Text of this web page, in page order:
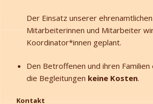
Der Einsatz unserer ehrenamtlichen
Mitarbeiterinnen und Mitarbeiter
Koordinator*innen geplant.
Den Betroffenen und ihren
die Begleitungen keine Kosten.
Kontakt